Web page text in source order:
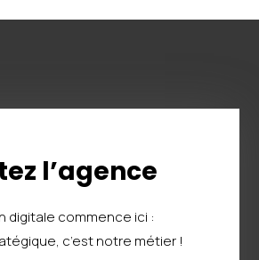
l’agence
digitale commence ici :
c’est notre métier !